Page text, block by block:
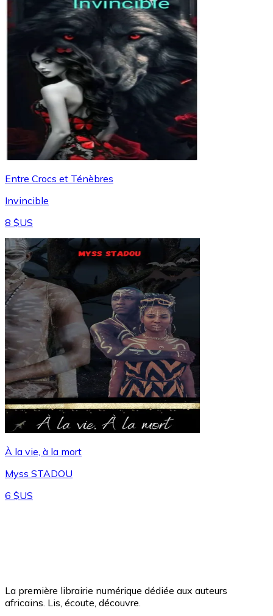
Entre Crocs et Ténèbres
Invincible
8 $US
À la vie, à la mort
Myss STADOU
6 $US
La première librairie numérique dédiée aux auteurs
africains. Lis, écoute, découvre.